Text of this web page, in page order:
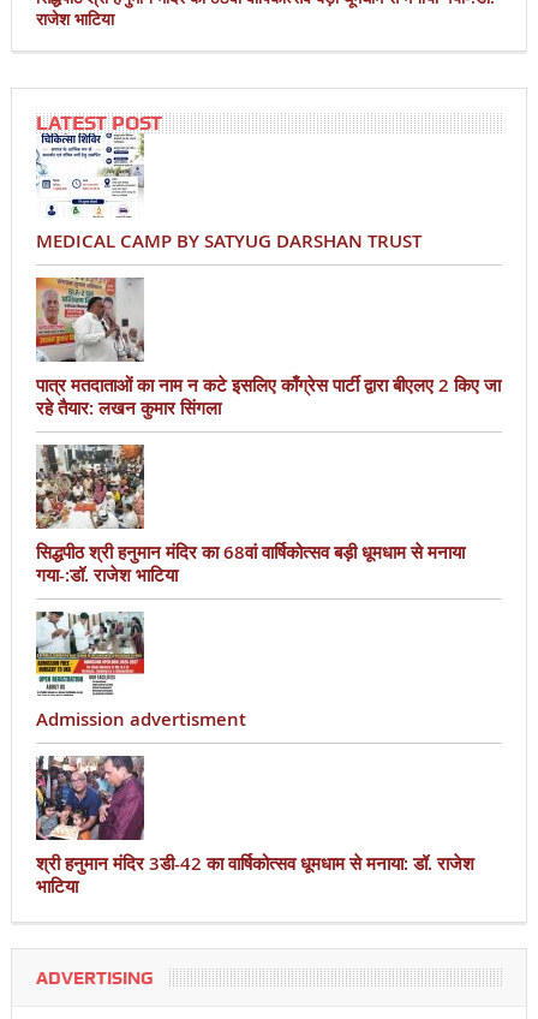
राजेश भाटिया
LATEST POST
MEDICAL CAMP BY SATYUG DARSHAN TRUST
पात्र मतदाताओं का नाम न कटे इसलिए काँग्रेस पार्टी द्वारा बीएलए 2 किए जा
रहे तैयार: लखन कुमार सिंगला
सिद्धपीठ श्री हनुमान मंदिर का 68वां वार्षिकोत्सव बड़ी धूमधाम से मनाया
गया-:डॉ. राजेश भाटिया
Admission advertisment
श्री हनुमान मंदिर 3डी-42 का वार्षिकोत्सव धूमधाम से मनाया: डॉ. राजेश
भाटिया
ADVERTISING